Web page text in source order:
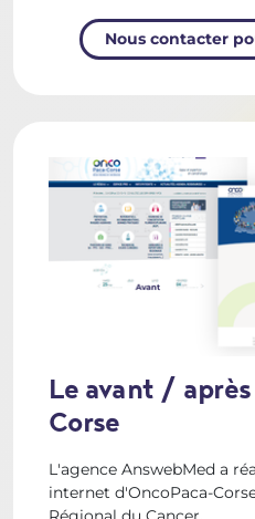
Nous contacter
Le avant /
Corse
L'agence AnswebMed a
internet d'OncoPaca-